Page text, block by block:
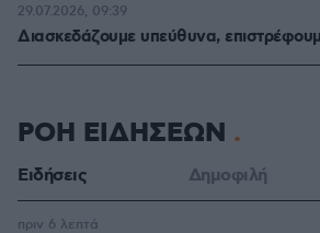
Διασκεδάζουμε υπεύθυνα,
29.07.2026, 09:39
ΡΟΗ ΕΙΔΗΣΕΩΝ
Ειδήσεις Δημοφιλή
πριν 6 λεπτά